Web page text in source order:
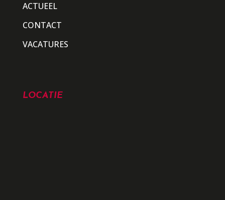
ACTUEEL
CONTACT
VACATURES
LOCATIE